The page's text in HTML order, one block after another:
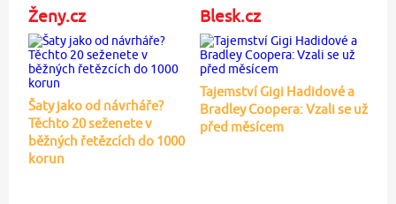
Ženy.cz
Šaty jako od návrháře?
Těchto 20 seženete v
běžných řetězcích do 1000
korun
Blesk.cz
Tajemství Gigi Hadidové a
Bradley Coopera: Vzali se už
před měsícem